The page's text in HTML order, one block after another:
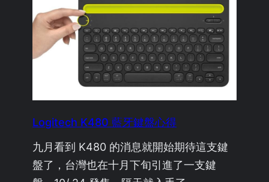
Logitech K480 藍牙鍵盤心得
九月看到 K480 的消息就開始期待這支鍵
盤了，台灣也在十月下旬引進了一支鍵